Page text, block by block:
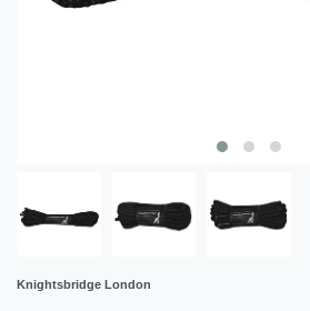
Knightsbridge London